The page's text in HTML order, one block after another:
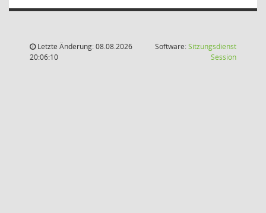
Letzte Änderung: 08.08.2026
20:06:10
Software:Sitzungsdienst
Session(Wird in